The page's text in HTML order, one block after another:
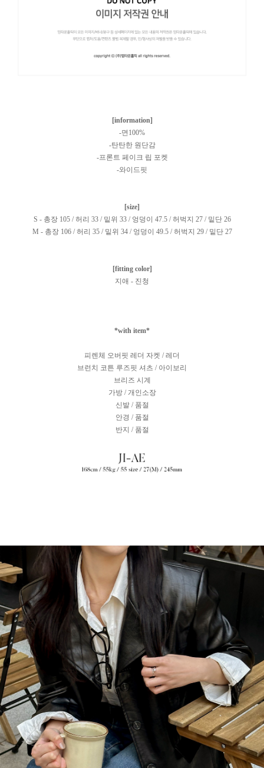
[information]
-면100%
-탄탄한 원단감
-프론트 페이크 립 포켓
-와이드핏
[size]
S - 총장 105 / 허리 33 / 밑위 33 / 엉덩이 47.5 / 허벅지 27 / 밑단 26
M - 총장 106 / 허리 35 / 밑위 34 / 엉덩이 49.5 / 허벅지 29 / 밑단 27
[fitting color]
지애 - 진청
*with item*
피렌체 오버핏 레더 자켓 / 레더
브런치 코튼 루즈핏 셔츠 / 아이보리
브리즈 시계
가방 / 개인소장
신발 / 품절
안경 / 품절
반지 / 품절